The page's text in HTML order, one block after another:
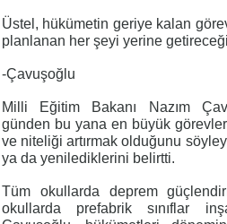
Üstel, hükümetin geriye kalan
planlanan her şeyi yerine
-Çavuşoğlu
Milli Eğitim Bakanı Nazım
günden bu yana en büyük
ve niteliği artırmak olduğunu
ya da yenilediklerini belirtti.
Tüm okullarda deprem
okullarda prefabrik sınıflar